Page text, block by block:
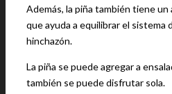
Además, la piña también tiene
que ayuda a equilibrar el sistema
hinchazón.
La piña se puede agregar a
también se puede disfrutar sola.